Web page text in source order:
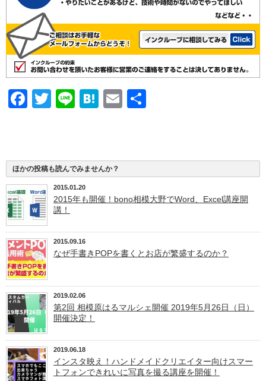
Facebook
Twitter
LineHatena
Email
ほかの投稿も読んでみませんか？
2015.01.20
2015年も開催！bono相模大野でWord、Excel講座開
講！
2015.09.16
なぜ手書きPOPを書くとお店が繁盛するのか？
2019.02.06
第2回 相模原はるマルシェ開催 2019年5月26日（日）
開催決定！
2019.06.18
インスタ映え！ハンドメイドクリエイター向けスマー
トフォンできれいに写真を撮る講座を開催！